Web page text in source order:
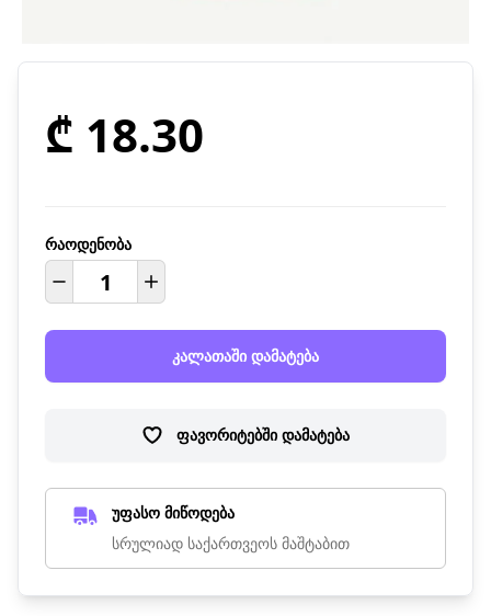
₾ 18.30
რაოდენობა
კალათაში დამატება
ფავორიტებში დამატება
უფასო მიწოდება
სრულიად საქართვეოს მაშტაბით